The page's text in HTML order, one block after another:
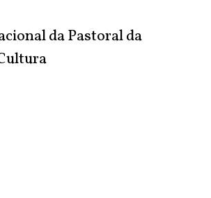
da Pastoral da